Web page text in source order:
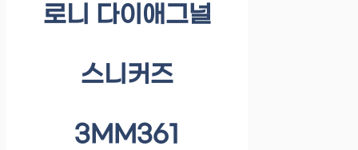
로니 다이애그널
스니커즈
3MM361